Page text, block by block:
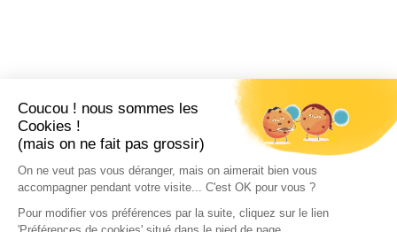
Coucou ! nous sommes les
Cookies !
(mais on ne fait pas grossir)
On ne veut pas vous déranger, mais on aimerait bien vous
accompagner pendant votre visite... C'est OK pour vous ?
Pour modifier vos préférences par la suite, cliquez sur le lien